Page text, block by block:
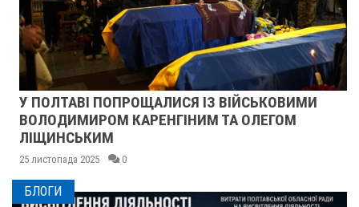
У ПОЛТАВІ ПОПРОЩАЛИСЯ ІЗ ВІЙСЬКОВИМИ
ВОЛОДИМИРОМ КАРЕНГІНИМ ТА ОЛЕГОМ
ЛІЩИНСЬКИМ
25 листопада 2025 0
БЛОГИ